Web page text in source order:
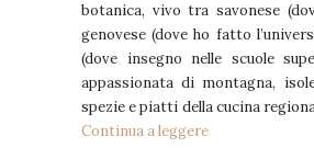
botanica, vivo tra savonese
genovese (dove ho fatto
(dove insegno nelle scuole
appassionata di montagna,
spezie e piatti della
Continua a leggere